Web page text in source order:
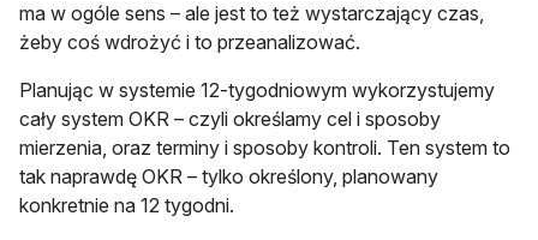
ma w ogóle sens – ale jest to też wystarczający czas,
żeby coś wdrożyć i to przeanalizować.
Planując w systemie 12-tygodniowym wykorzystujemy
cały system OKR – czyli określamy cel i sposoby
mierzenia, oraz terminy i sposoby kontroli. Ten system to
tak naprawdę OKR – tylko określony, planowany
konkretnie na 12 tygodni.